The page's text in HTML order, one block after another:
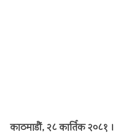
काठमाडौं, २८ कार्तिक २०८१ ।